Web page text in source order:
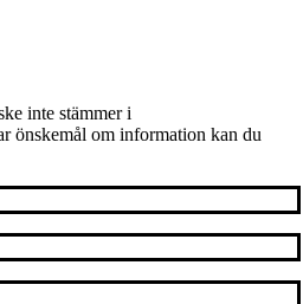
inte stämmer i
önskemål om information kan du